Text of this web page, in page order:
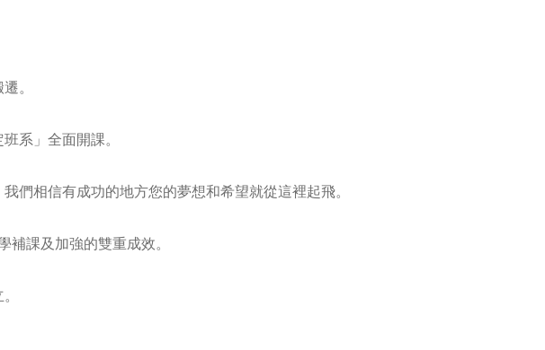
。
系」全面開課。
們相信有成功的地方您的夢想和希望就從這裡起飛。
課及加強的雙重成效。